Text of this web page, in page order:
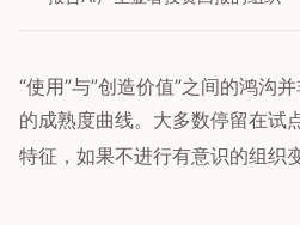
“使用”与”创造价值”之间的鸿沟
的成熟度曲线。大多数停留在试
特征，如果不进行有意识的组织